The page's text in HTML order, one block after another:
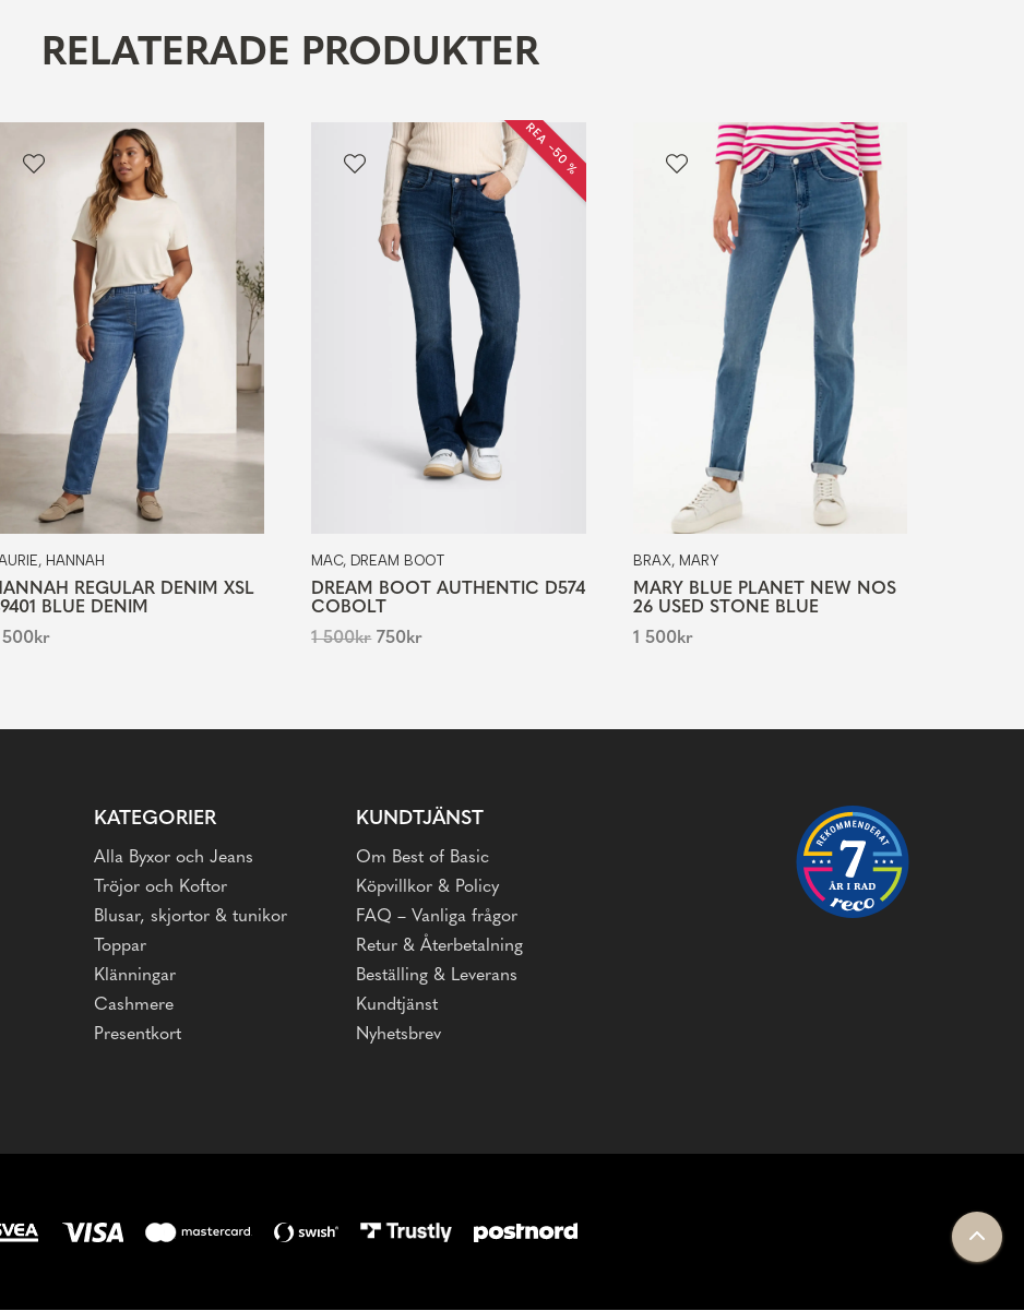
RELATERADE PRODUKTER
HANNAH
REGULAR DENIM XSL
BLUE DENIM
500kr
REA −50 %
MAC, DREAM BOOT
DREAM BOOT AUTHENTIC D574
COBOLT
1 500kr 750kr
BRAX, MARY
MARY BLUE PLANET NEW NOS
26 USED STONE BLUE
1 500kr
KATEGORIER
Alla Byxor och Jeans
Tröjor och Koftor
Blusar, skjortor & tunikor
Toppar
Klänningar
Cashmere
Presentkort
KUNDTJÄNST
Om Best of Basic
Köpvillkor & Policy
FAQ – Vanliga frågor
Retur & Återbetalning
Beställing & Leverans
Kundtjänst
Nyhetsbrev